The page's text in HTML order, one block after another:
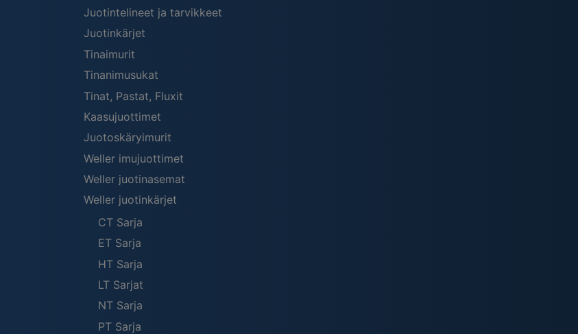
Juotintelineet ja tarvikkeet
Juotinkärjet
Tinaimurit
Tinanimusukat
Tinat, Pastat, Fluxit
Kaasujuottimet
Juotoskäryimurit
Weller imujuottimet
Weller juotinasemat
Weller juotinkärjet
CT Sarja
ET Sarja
HT Sarja
LT Sarjat
NT Sarja
PT Sarja